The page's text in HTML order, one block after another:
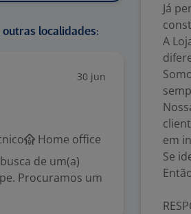
outras localidades:
30 jun
Home office
de um(a)
Procuramos um
Já
A
em
Se